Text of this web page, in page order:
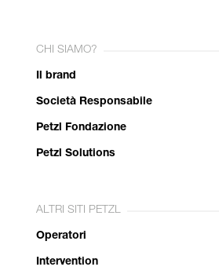
CHI SIAMO?
Il brand
Società Responsabile
Petzl Fondazione
Petzl Solutions
ALTRI SITI PETZL
Operatori
Intervention